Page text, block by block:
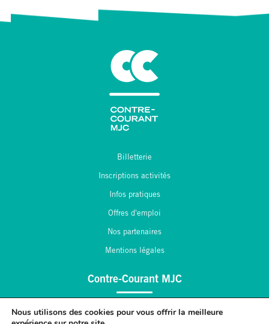
Contre-Courant MJC
55 430 Belleville sur Meuse
Billetterie
Inscriptions activités
Infos pratiques
Offres d'emploi
Nos partenaires
Mentions légales
Nous utilisons des cookies pour vous offrir la meilleure